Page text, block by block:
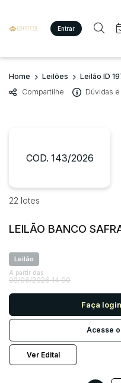
Entrar
Criar conta
Site
Agenda
Quem Somos
Imóveis
Veículos
Carros
Utilitário
Busca por palavra-chave
Bairro
Judiciais
R$
Quem Somos
Home Leilões Leilão ID
Compartilhe
Dúvidas
COD. 143/2026
22 lotes
LEILÃO BANCO
Leilão
A partir das
03/06/2026 14:00
Faça login
Acesse
Ver Edital